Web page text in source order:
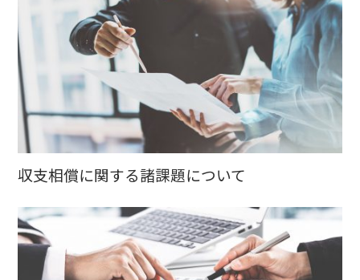
収支相償に関する諸課題について